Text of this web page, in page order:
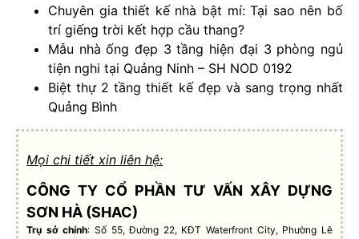
Chuyên gia thiết kế nhà bật mí: Tại sao nên bố
trí giếng trời kết hợp cầu thang?
Mẫu nhà ống đẹp 3 tầng hiện đại 3 phòng ngủ
tiện nghi tại Quảng Ninh – SH NOD 0192
Biệt thự 2 tầng thiết kế đẹp và sang trọng nhất
Quảng Bình
Mọi chi tiết xin liên hệ:
CÔNG TY CỔ PHẦN TƯ VẤN XÂY DỰNG
SƠN HÀ (SHAC)
Trụ sở chính: Số 55, Đường 22, KĐT Waterfront City, Phường Lê